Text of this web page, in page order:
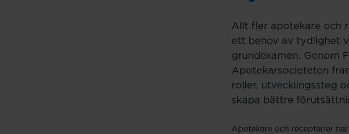
Allt fler apotekare och
ett behov av tydlighet
grundexamen. Genom
Apotekarsocieteten
roller, utvecklingssteg
skapa bättre
Apotekare och receptarier